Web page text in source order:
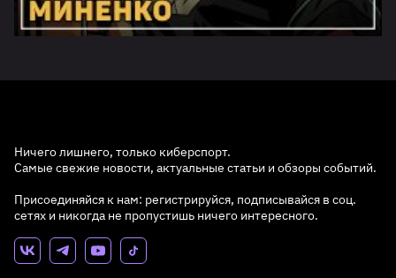
Ничего лишнего, только киберспорт.
Самые свежие новости, актуальные статьи и обзоры событий.
Присоединяйся к нам: регистрируйся, подписывайся в соц.
сетях и никогда не пропустишь ничего интересного.